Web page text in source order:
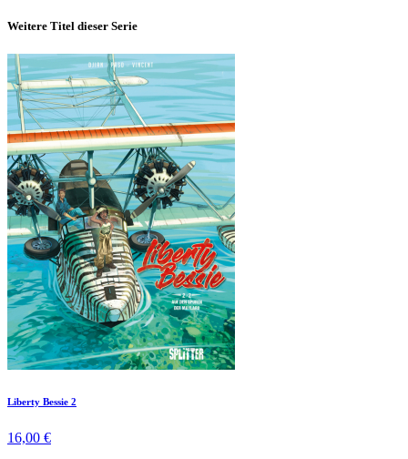
Weitere Titel dieser Serie
Liberty Bessie 2
16,00 €